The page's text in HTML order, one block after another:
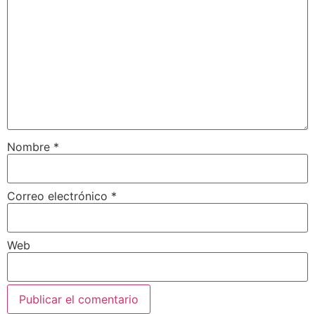
Nombre *
Correo electrónico *
Web